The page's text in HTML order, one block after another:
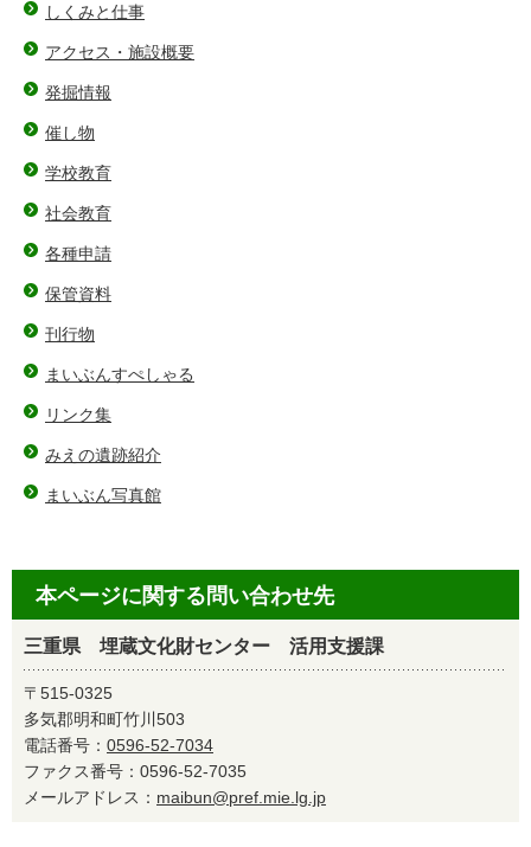
しくみと仕事
アクセス・施設概要
発掘情報
催し物
学校教育
社会教育
各種申請
保管資料
刊行物
まいぶんすぺしゃる
リンク集
みえの遺跡紹介
まいぶん写真館
本ページに関する問い合わせ先
三重県 埋蔵文化財センター 活用支援課
〒515-0325
多気郡明和町竹川503
電話番号： 0596-52-7034
ファクス番号：0596-52-7035
メールアドレス： maibun@pref.mie.lg.jp